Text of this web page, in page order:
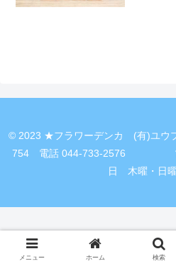
© 2023 ★フラワーデンカ (有)ユウ
754 電話 044-733-2576 営
日 木曜・日曜
メニュー ホーム 検索